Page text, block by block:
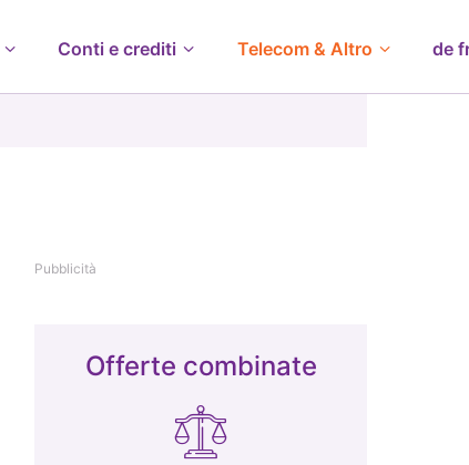
Conti e crediti Telecom & Altro de
Pubblicità
Offerte combinate